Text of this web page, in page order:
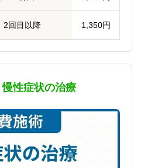
回目以降 1,350円
性症状の治療